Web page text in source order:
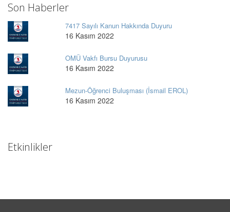
Son Haberler
7417 Sayılı Kanun Hakkında Duyuru
16 Kasım 2022
OMÜ Vakfı Bursu Duyurusu
16 Kasım 2022
Mezun-Öğrenci Buluşması (İsmail EROL)
16 Kasım 2022
Etkinlikler